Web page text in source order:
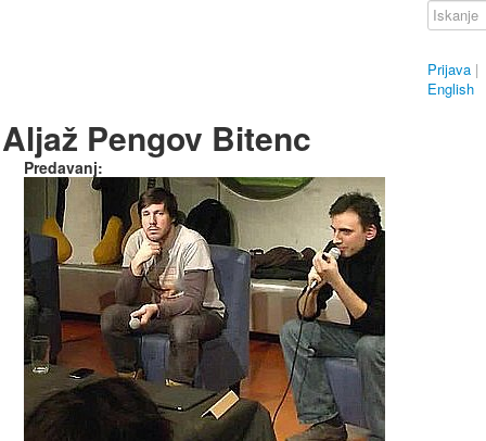
Prijava |
English
Aljaž Pengov Bitenc
Predavanj: